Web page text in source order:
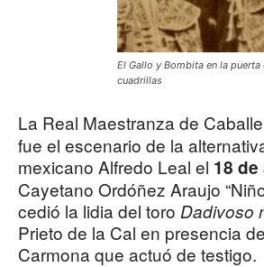
El Gallo y Bombita en la puerta
cuadrillas
La Real Maestranza de
fue el escenario de la
mexicano Alfredo Leal el 18
Cayetano Ordóñez Araujo
cedió la lidia del toro Dadivoso
Prieto de la Cal en presencia
Carmona que actuó de testigo.